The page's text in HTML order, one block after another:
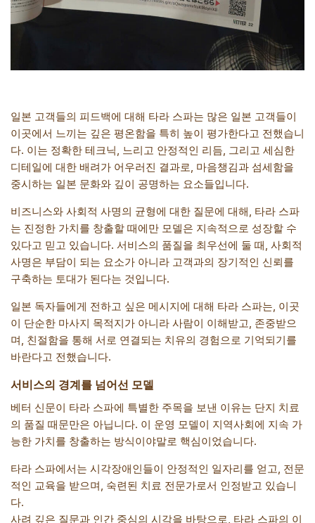
일본 고객들의 피드백에 대해 타라 스파는 많은 일본 고객들이
이곳에서 느끼는 깊은 평온함을 특히 높이 평가한다고 전했습니
다. 이는 정확한 테크닉, 느리고 안정적인 리듬, 그리고 세심한
디테일에 대한 배려가 어우러진 결과로, 마음챙김과 섬세함을
중시하는 일본 문화와 깊이 공명하는 요소들입니다.
비즈니스와 사회적 사명의 균형에 대한 질문에 대해, 타라 스파
는 진정한 가치를 창출할 때에만 모델은 지속적으로 성장할 수
있다고 믿고 있습니다. 서비스의 품질을 최우선에 둘 때, 사회적
사명은 부담이 되는 요소가 아니라 고객과의 장기적인 신뢰를
구축하는 토대가 된다는 것입니다.
일본 독자들에게 전하고 싶은 메시지에 대해 타라 스파는, 이곳
이 단순한 마사지 목적지가 아니라 사람이 이해받고, 존중받으
며, 친절함을 통해 서로 연결되는 치유의 경험으로 기억되기를
바란다고 전했습니다.
서비스의 경계를 넘어선 모델
베터 신문이 타라 스파에 특별한 주목을 보낸 이유는 단지 치료
의 품질 때문만은 아닙니다. 이 운영 모델이 지역사회에 지속 가
능한 가치를 창출하는 방식이야말로 핵심이었습니다.
타라 스파에서는 시각장애인들이 안정적인 일자리를 얻고, 전문
적인 교육을 받으며, 숙련된 치료 전문가로서 인정받고 있습니
다.
사려 깊은 질문과 인간 중심의 시각을 바탕으로, 타라 스파의 이